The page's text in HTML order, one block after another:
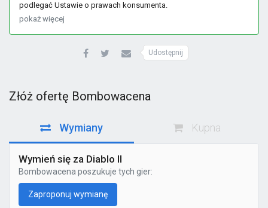
podlegać Ustawie o prawach konsumenta.
pokaż więcej
Udostępnij
Złóż ofertę Bombowacena
Wymiany Kupna
Wymień się za Diablo II
Bombowacena poszukuje tych gier:
Zaproponuj wymianę